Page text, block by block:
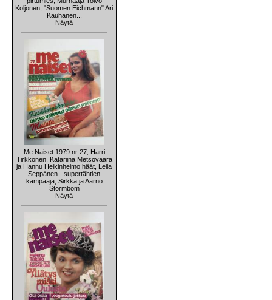
Koljonen, "Suomen Eichmann" Ari
Kauhanen...
Näytä
Me Naiset 1979 nr 27, Harri
Tirkkonen, Katariina Metsovaara
ja Hannu Heikinheimo häät, Leila
Seppänen - supertähtien
kampaaja, Sirkka ja Aarno
Stormbom
Näytä